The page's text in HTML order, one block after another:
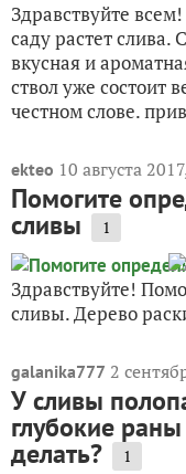
Здравствуйте
саду растет слива.
вкусная и
ствол уже состоит
честном слове.
ekteo 10 августа
Помогите
сливы 1
Здравствуйте!
сливы. Дерево
galanika777 2
У сливы
глубокие
делать? 1